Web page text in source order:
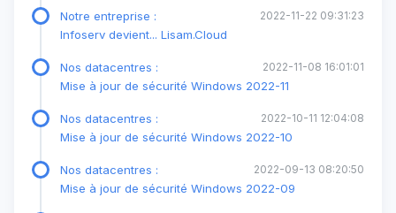
2022-11-22 09:31:23
Notre entreprise :
Infoserv devient... Lisam.Cloud
2022-11-08 16:01:01
Nos datacentres :
Mise à jour de sécurité Windows 2022-11
2022-10-11 12:04:08
Nos datacentres :
Mise à jour de sécurité Windows 2022-10
2022-09-13 08:20:50
Nos datacentres :
Mise à jour de sécurité Windows 2022-09